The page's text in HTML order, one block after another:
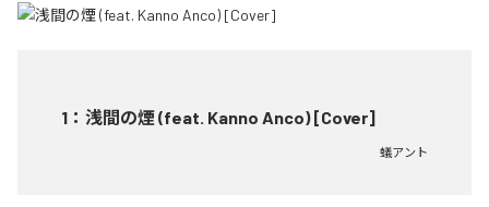
1 ： 浅間の煙 (feat. Kanno Anco) [Cover]
蟻アント